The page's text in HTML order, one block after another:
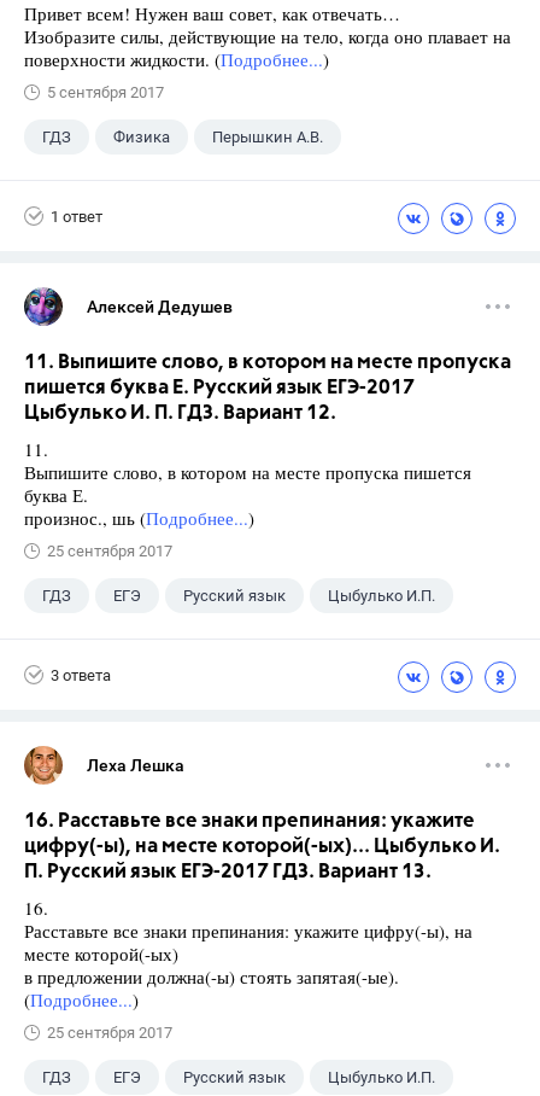
Привет всем! Нужен ваш совет, как отвечать…
Изобразите силы, действующие на тело, когда оно плавает на
поверхности жидкости. (Подробнее...)
5 сентября 2017
ГДЗ Физика Перышкин А.В.
1 ответ
Алексей Дедушев
11. Выпишите слово, в котором на месте пропуска
пишется буква Е. Русский язык ЕГЭ-2017
Цыбулько И. П. ГДЗ. Вариант 12.
11.
Выпишите слово, в котором на месте пропуска пишется
буква Е.
произнос., шь (Подробнее...)
25 сентября 2017
ГДЗ ЕГЭ Русский язык Цыбулько И.П.
3 ответа
Леха Лешка
16. Расставьте все знаки препинания: укажите
цифру(-ы), на месте которой(-ых)... Цыбулько И.
П. Русский язык ЕГЭ-2017 ГДЗ. Вариант 13.
16.
Расставьте все знаки препинания: укажите цифру(-ы), на
месте которой(-ых)
в предложении должна(-ы) стоять запятая(-ые).
(Подробнее...)
25 сентября 2017
ГДЗ ЕГЭ Русский язык Цыбулько И.П.